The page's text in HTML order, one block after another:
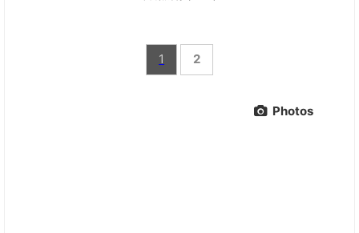
1 2
Photos